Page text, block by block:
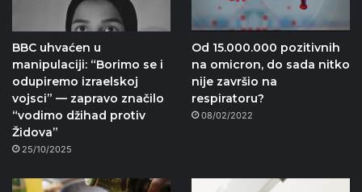
BBC uhvaćen u
manipulaciji: “Borimo se i
odupiremo izraelskoj
vojsci” — zapravo značilo
“vodimo džihad protiv
Židova”
25/10/2025
Od 15.000.000 pozitivnih
na omicron, do sada nitko
nije završio na
respiratoru?
08/02/2022